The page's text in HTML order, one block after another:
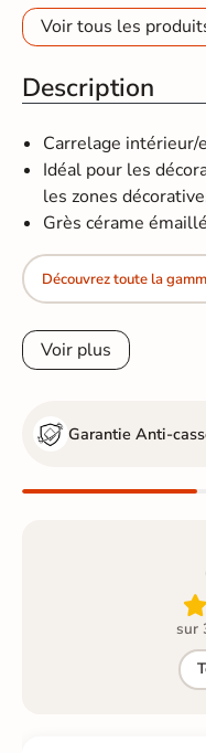
Voir tous les
Description
Carrelage
Idéal pour les
les zones
Grès cérame
Découvrez toute la
Voir plus
Garantie Anti-
sur